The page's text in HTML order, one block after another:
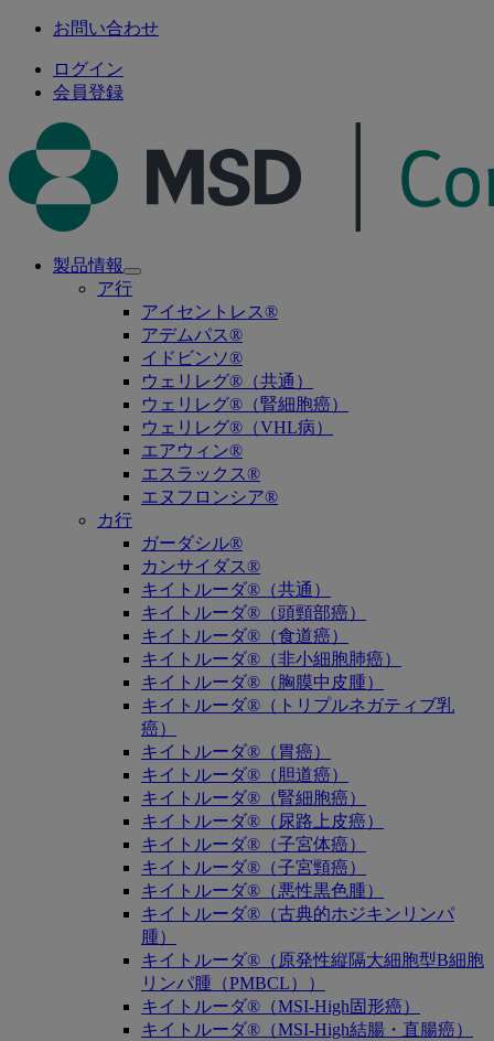
お問い合わせ
ログイン
会員登録
製品情報
Open
submenu
ア行
アイセントレス®
アデムパス®
イドビンソ®
ウェリレグ®（共通）
ウェリレグ®（腎細胞癌）
ウェリレグ®（VHL病）
エアウィン®
エスラックス®
エヌフロンシア®
カ行
ガーダシル®
カンサイダス®
キイトルーダ®（共通）
キイトルーダ®（頭頸部癌）
キイトルーダ®（食道癌）
キイトルーダ®（非小細胞肺癌）
キイトルーダ®（胸膜中皮腫）
キイトルーダ®（トリプルネガティブ乳
癌）
キイトルーダ®（胃癌）
キイトルーダ®（胆道癌）
キイトルーダ®（腎細胞癌）
キイトルーダ®（尿路上皮癌）
キイトルーダ®（子宮体癌）
キイトルーダ®（子宮頸癌）
キイトルーダ®（悪性黒色腫）
キイトルーダ®（古典的ホジキンリンパ
腫）
キイトルーダ®（原発性縦隔大細胞型B細胞
リンパ腫（PMBCL））
キイトルーダ®（MSI-High固形癌）
キイトルーダ®（MSI-High結腸・直腸癌）